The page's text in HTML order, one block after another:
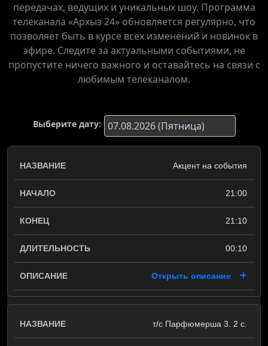
передачах, ведущих и уникальных шоу. Программа
телеканала «Архыз 24» обновляется регулярно, что
позволяет быть в курсе всех изменений и новинок в
эфире. Следите за актуальными событиями, не
пропустите ничего важного и оставайтесь на связи с
любимым телеканалом.
Выберите дату:
Акцент на события
21:00
21:10
00:10
Открыть описание
т/с Парфюмерша 3. 2 с.